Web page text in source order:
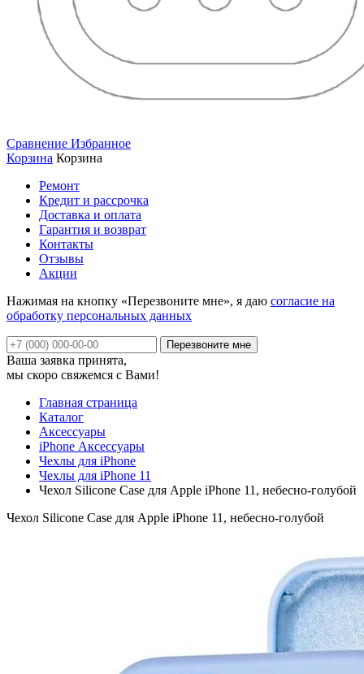
Сравнение Избранное
Корзина Корзина
Ремонт
Кредит и рассрочка
Доставка и оплата
Гарантия и возврат
Контакты
Отзывы
Акции
Нажимая на кнопку «Перезвоните мне», я даю согласие на
обработку персональных данных
Ваша заявка принята,
мы скоро свяжемся с Вами!
Главная страница
Каталог
Аксессуары
iPhone Аксессуары
Чехлы для iPhone
Чехлы для iPhone 11
Чехол Silicone Case для Apple iPhone 11, небесно-голубой
Чехол Silicone Case для Apple iPhone 11, небесно-голубой